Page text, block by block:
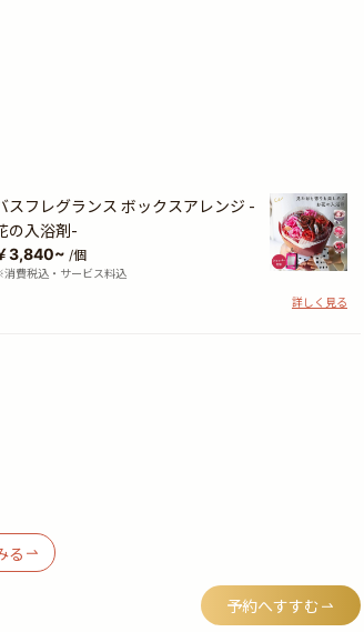
スフレグランス ボックスアレンジ -
の入浴剤-
3,840~ /個
費税込・サービス料込
詳しく見る
る
予約へすすむ